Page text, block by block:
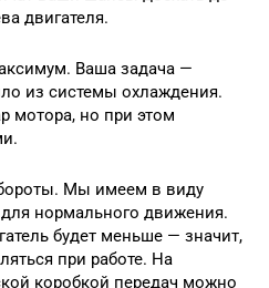
двигателя.
Ваша задача —
из системы охлаждения.
мотора, но при этом
Мы имеем в виду
нормального движения.
будет меньше — значит,
при работе. На
коробкой передач можно